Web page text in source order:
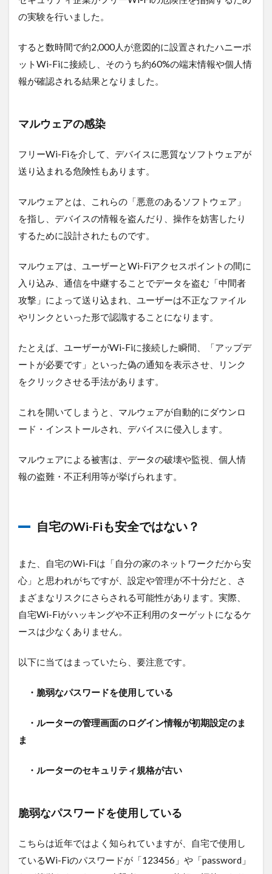
ティ
基準
4
WPA3
を利
めの
4.1.1
デバイ
スを確
ーの設
定画面
にアク
セス
用の強
力なパ
ドを設
4.1.4
デバイ
Fiに接
続する
ぐ
で
Wi-
Fiセ
キ
ュ
リ
テ
ィ
策
パス
ドを
複雑
に
ルー
ター
理画
面で
パス
の実験を行いました。
すると数時間で約2,000人が意図的に設置されたハニーポ
ットWi-Fiに接続し、そのうち約60%の端末情報や個人情
報が確認される結果となりました。
マルウェアの感染
フリーWi-Fiを介して、デバイスに悪質なソフトウェアが
送り込まれる危険性もあります。
マルウェアとは、これらの「悪意のあるソフトウェア」
を指し、デバイスの情報を盗んだり、操作を妨害したり
するために設計されたものです。
マルウェアは、ユーザーとWi-Fiアクセスポイントの間に
入り込み、通信を中継することでデータを盗む「中間者
攻撃」によって送り込まれ、ユーザーは不正なファイル
やリンクといった形で認識することになります。
たとえば、ユーザーがWi-Fiに接続した瞬間、「アップデ
ートが必要です」といった偽の通知を表示させ、リンク
をクリックさせる手法があります。
これを開いてしまうと、マルウェアが自動的にダウンロ
ード・インストールされ、デバイスに侵入します。
マルウェアによる被害は、データの破壊や監視、個人情
報の盗難・不正利用等が挙げられます。
自宅のWi-Fiも安全ではない？
また、自宅のWi-Fiは「自分の家のネットワークだから安
心」と思われがちですが、設定や管理が不十分だと、さ
まざまなリスクにさらされる可能性があります。実際、
自宅Wi-Fiがハッキングや不正利用のターゲットになるケ
ースは少なくありません。
以下に当てはまっていたら、要注意です。
・脆弱なパスワードを使用している
・ルーターの管理画面のログイン情報が初期設定のま
ま
・ルーターのセキュリティ規格が古い
脆弱なパスワードを使用している
こちらは近年ではよく知られていますが、自宅で使用し
ているWi-Fiのパスワードが「123456」や「password」